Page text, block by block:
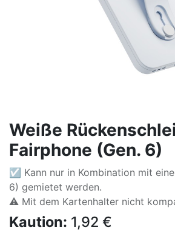
Weiße
Fairphone (Gen. 6)
☑ Kann nur in Kombination mit
6) gemietet werden.
⚠️ Mit dem Kartenhalter nicht
Kaution: 1,92 €